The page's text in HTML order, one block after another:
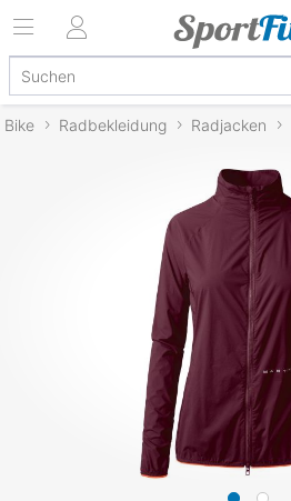
Bike Radbekleidung Radjacken